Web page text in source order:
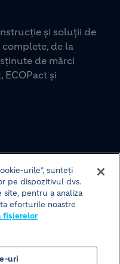
și soluții de
de la
de mărci
ECOPact și
urile”, sunteți
pe dispozitivul dvs.
site, pentru a analiza
eforturile noastre
fișierelor
uri